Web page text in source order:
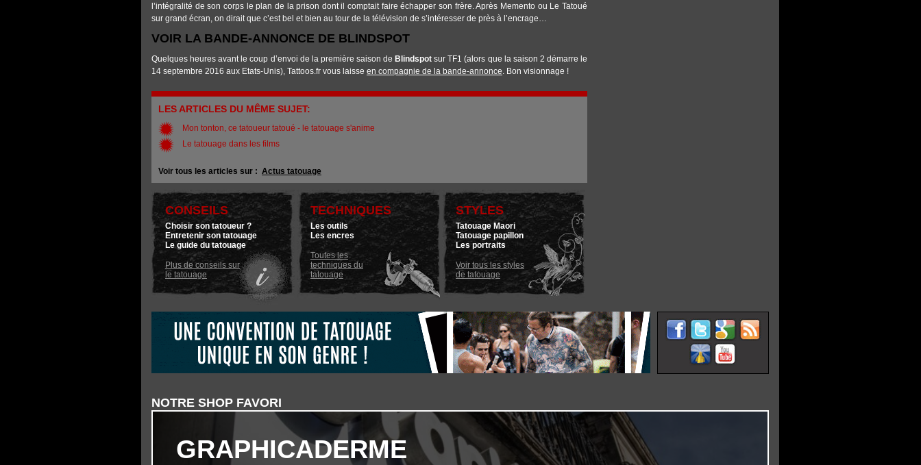
l’intégralité de son corps le plan de la prison dont il comptait faire échapper son frère. Après Memento ou Le Tatoué
sur grand écran, on dirait que c’est bel et bien au tour de la télévision de s’intéresser de près à l’encrage…
VOIR LA BANDE-ANNONCE DE BLINDSPOT
Quelques heures avant le coup d’envoi de la première saison de Blindspotsur TF1 (alors que la saison 2 démarre le
14 septembre 2016 aux Etats-Unis), Tattoos.fr vous laisse en compagnie de la bande-annonce. Bon visionnage !
LES ARTICLES DU MÊME SUJET:
Mon tonton, ce tatoueur tatoué - le tatouage s'anime
Le tatouage dans les films
Voir tous les articles sur : Actus tatouage
CONSEILS
Choisir son tatoueur ?
Entretenir son tatouage
Le guide du tatouage
Plus de conseils sur
le tatouage
TECHNIQUES
Les outils
Les encres
Toutes les
techniques du
tatouage
STYLES
Tatouage Maori
Tatouage papillon
Les portraits
Voir tous les styles
de tatouage
NOTRE SHOP FAVORI
GRAPHICADERME